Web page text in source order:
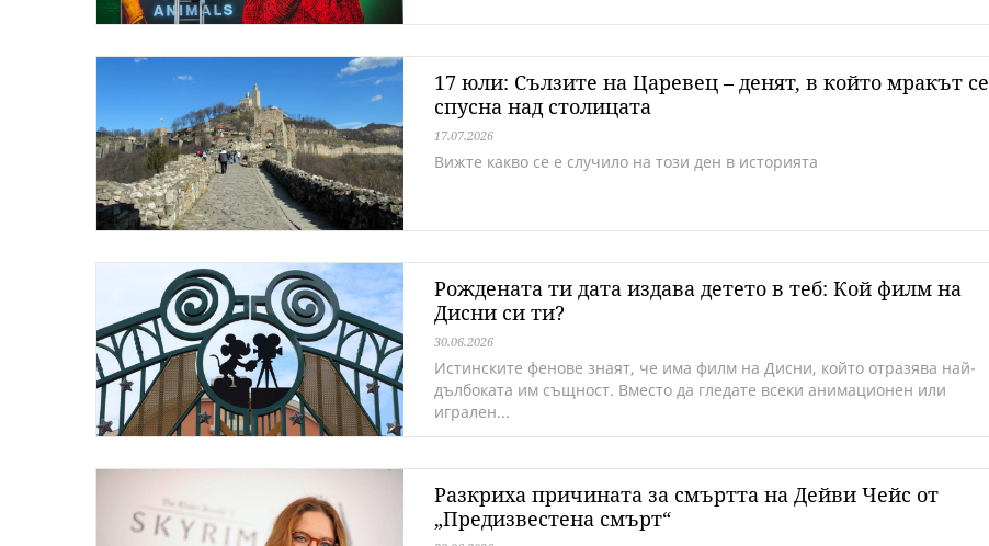
17 юли: Сълзите на Царевец – денят, в който мракът се
спусна над столицата
17.07.2026
Вижте какво се е случило на този ден в историята
Рождената ти дата издава детето в теб: Кой филм на
Дисни си ти?
30.06.2026
Истинските фенове знаят, че има филм на Дисни, който отразява най-
дълбоката им същност. Вместо да гледате всеки анимационен или
игрален...
Разкриха причината за смъртта на Дейви Чейс от
„Предизвестена смърт“